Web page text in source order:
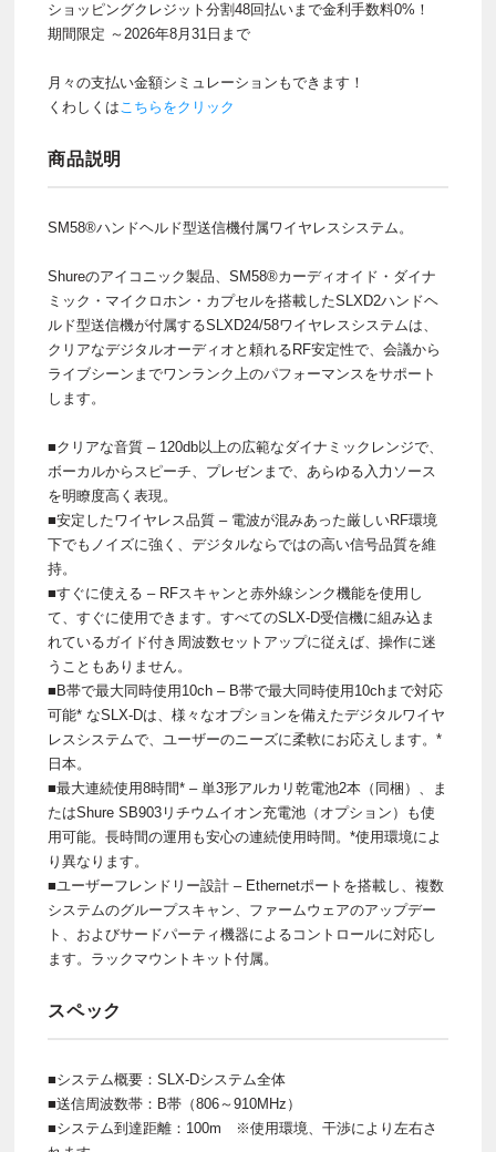
ショッピングクレジット分割48回払いまで金利手数料0%！
期間限定 ～2026年8月31日まで
月々の支払い金額シミュレーションもできます！
くわしくはこちらをクリック
商品説明
SM58®ハンドヘルド型送信機付属ワイヤレスシステム。
Shureのアイコニック製品、SM58®カーディオイド・ダイナ
ミック・マイクロホン・カプセルを搭載したSLXD2ハンドヘ
ルド型送信機が付属するSLXD24/58ワイヤレスシステムは、
クリアなデジタルオーディオと頼れるRF安定性で、会議から
ライブシーンまでワンランク上のパフォーマンスをサポート
します。
■クリアな音質 – 120db以上の広範なダイナミックレンジで、
ボーカルからスピーチ、プレゼンまで、あらゆる入力ソース
を明瞭度高く表現。
■安定したワイヤレス品質 – 電波が混みあった厳しいRF環境
下でもノイズに強く、デジタルならではの高い信号品質を維
持。
■すぐに使える – RFスキャンと赤外線シンク機能を使用し
て、すぐに使用できます。すべてのSLX-D受信機に組み込ま
れているガイド付き周波数セットアップに従えば、操作に迷
うこともありません。
■B帯で最大同時使用10ch – B帯で最大同時使用10chまで対応
可能* なSLX-Dは、様々なオプションを備えたデジタルワイヤ
レスシステムで、ユーザーのニーズに柔軟にお応えします。*
日本。
■最大連続使用8時間* – 単3形アルカリ乾電池2本（同梱）、ま
たはShure SB903リチウムイオン充電池（オプション）も使
用可能。長時間の運用も安心の連続使用時間。*使用環境によ
り異なります。
■ユーザーフレンドリー設計 – Ethernetポートを搭載し、複数
システムのグループスキャン、ファームウェアのアップデー
ト、およびサードパーティ機器によるコントロールに対応し
ます。ラックマウントキット付属。
スペック
■システム概要：SLX-Dシステム全体
■送信周波数帯：B帯（806～910MHz）
■システム到達距離：100m ※使用環境、干渉により左右さ